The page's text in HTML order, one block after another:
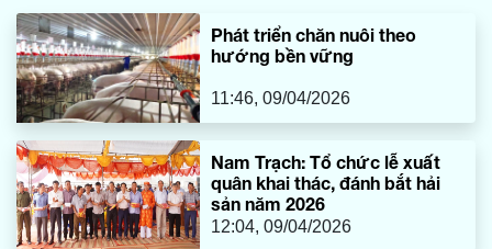
Phát triển chăn nuôi theo
hướng bền vững
11:46, 09/04/2026
Nam Trạch: Tổ chức lễ xuất
quân khai thác, đánh bắt hải
sản năm 2026
12:04, 09/04/2026